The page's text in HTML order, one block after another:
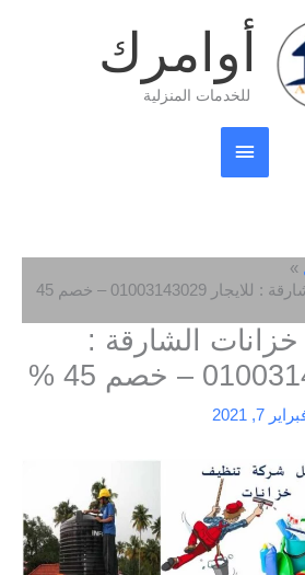
أوامرك
للخدمات المنزلية
القائمة
الرئيسية
شركة تنظيف خزانات الشارقة : للايجار 01003143029 – خصم 45
الشارقة :
7, 2021